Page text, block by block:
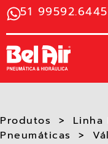
51 99592.6445
Produtos Linha
Pneumáticas